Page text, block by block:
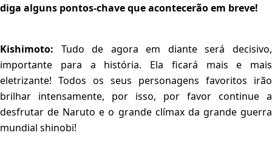
diga alguns pontos-chave que acontecerão em breve!
Kishimoto: Tudo de agora em diante será decisivo,
importante para a história. Ela ficará mais e mais
eletrizante! Todos os seus personagens favoritos irão
brilhar intensamente, por isso, por favor continue a
desfrutar de Naruto e o grande clímax da grande guerra
mundial shinobi!